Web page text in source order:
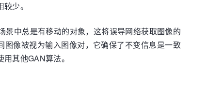
少。
中总是有移动的对象，这将误导网络获取图像的
像被视为输入图像对，它确保了不变信息是一致
其他GAN算法。